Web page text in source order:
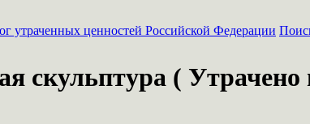
утраченных ценностей Российской Федерации
скульптура ( Утрачено